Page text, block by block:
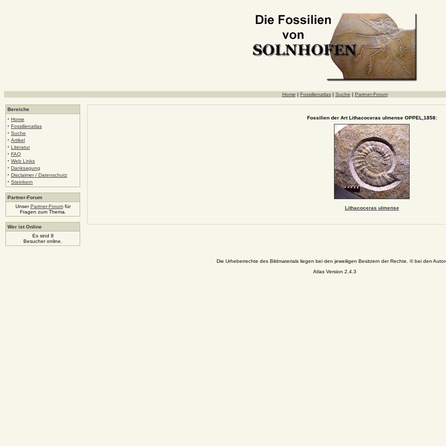
Home | Fossilienatlas| Suche | Partner-Forum
Bereiche
· Home
· Fossilienatlas
· Suche
· Artikel
· Literatur
· FAQ
· Web Links
· Danksagung
· Disclaimer / Datenschutz
· Steinkern
Partner-Forum
UnserPartner-Forumfür
Fragen zum Thema.
Wer ist Online
Es sind 8
Besucher online.
Fossilien der Art Lithacoceras ulmense OPPEL,1858:
Lithacoceras ulmense
Die Urheberrechte des Bildmaterials liegen bei den jeweiligen Besitzern der Rechte. © bei den
Atlas Version 2.4.3